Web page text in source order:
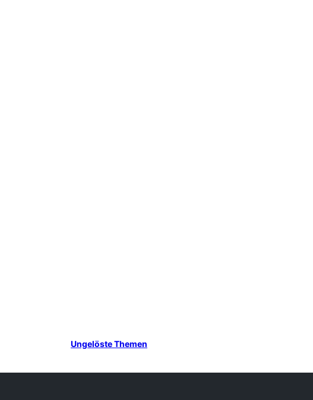
Ungelöste Themen